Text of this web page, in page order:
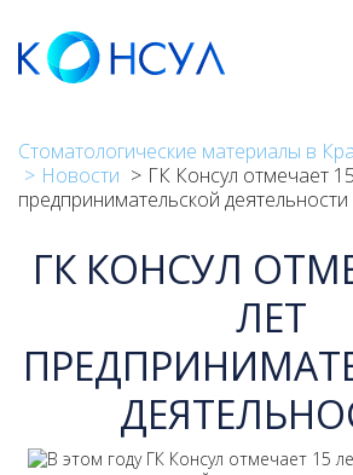
основному
содержанию
Стоматологические материалы в
Новости
ГК Консул отмечает
предпринимательской деятельности
ГК КОНСУЛ
ЛЕТ